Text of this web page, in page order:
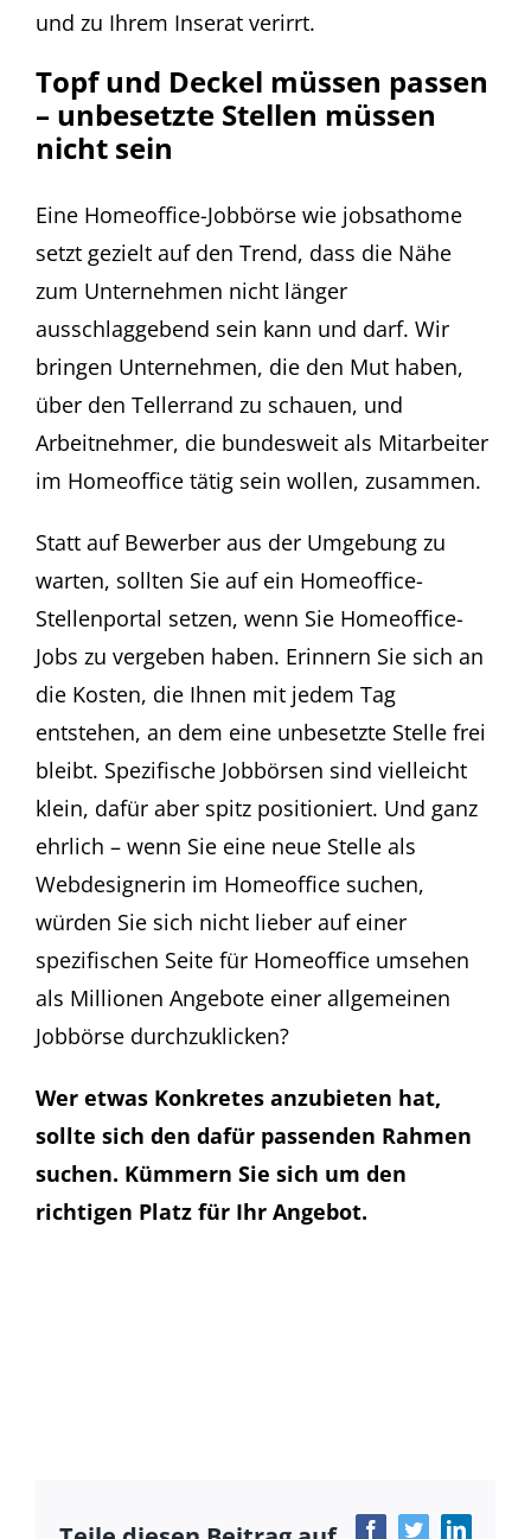
und zu Ihrem Inserat verirrt.
Topf und Deckel müssen passen
– unbesetzte Stellen müssen
nicht sein
Eine Homeoffice-Jobbörse wie jobsathome
setzt gezielt auf den Trend, dass die Nähe
zum Unternehmen nicht länger
ausschlaggebend sein kann und darf. Wir
bringen Unternehmen, die den Mut haben,
über den Tellerrand zu schauen, und
Arbeitnehmer, die bundesweit als Mitarbeiter
im Homeoffice tätig sein wollen, zusammen.
Statt auf Bewerber aus der Umgebung zu
warten, sollten Sie auf ein Homeoffice-
Stellenportal setzen, wenn Sie Homeoffice-
Jobs zu vergeben haben. Erinnern Sie sich an
die Kosten, die Ihnen mit jedem Tag
entstehen, an dem eine unbesetzte Stelle frei
bleibt. Spezifische Jobbörsen sind vielleicht
klein, dafür aber spitz positioniert. Und ganz
ehrlich – wenn Sie eine neue Stelle als
Webdesignerin im Homeoffice suchen,
würden Sie sich nicht lieber auf einer
spezifischen Seite für Homeoffice umsehen
als Millionen Angebote einer allgemeinen
Jobbörse durchzuklicken?
Wer etwas Konkretes anzubieten hat,
sollte sich den dafür passenden Rahmen
suchen. Kümmern Sie sich um den
richtigen Platz für Ihr Angebot.